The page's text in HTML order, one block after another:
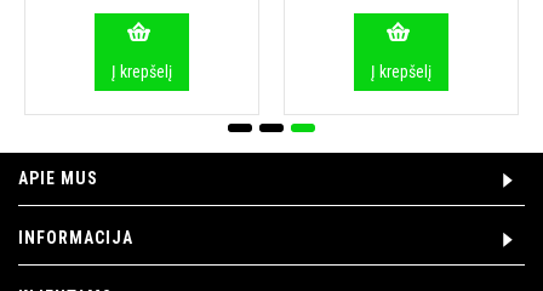
Į krepšelį Į krepšelį
APIE MUS
INFORMACIJA